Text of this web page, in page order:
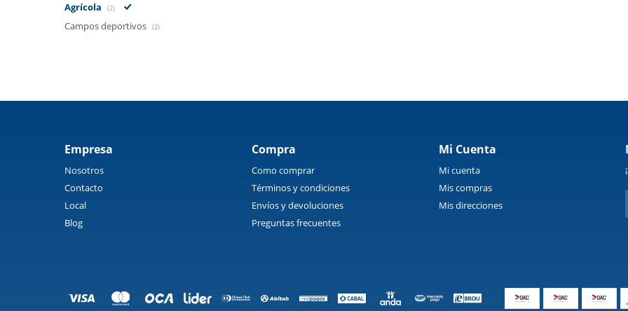
Agrícola (2)
Campos deportivos (2)
Empresa
Nosotros
Contacto
Local
Blog
Compra
Como comprar
Términos y condiciones
Envíos y devoluciones
Preguntas frecuentes
Mi Cuenta
Mi cuenta
Mis compras
Mis direcciones